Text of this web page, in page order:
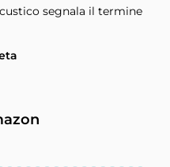
segnala il termine